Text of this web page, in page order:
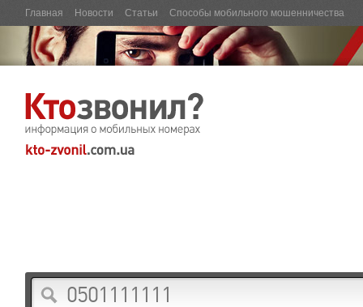
Главная Новости Статьи Способы мобильного мошенничества